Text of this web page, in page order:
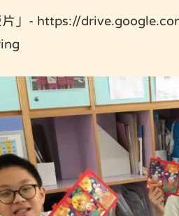
片」- https://